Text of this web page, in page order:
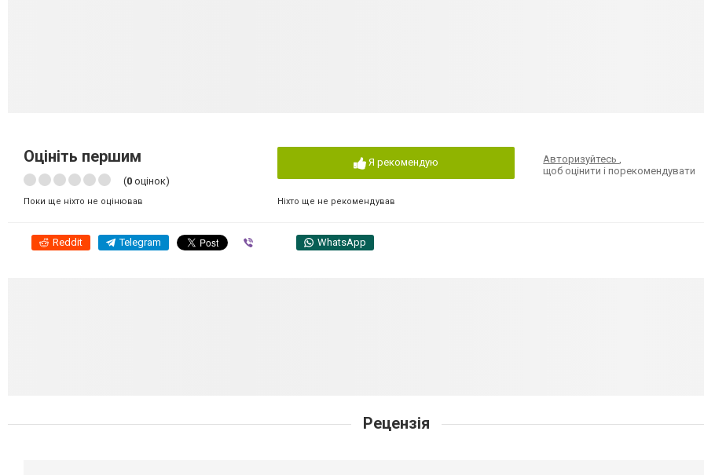
Оцініть першим
(0 оцінок)
Поки ще ніхто не оцінював
Я рекомендую
Ніхто ще не рекомендував
Авторизуйтесь,
щоб оцінити і порекомендувати
Reddit Telegram WhatsApp
Рецензія